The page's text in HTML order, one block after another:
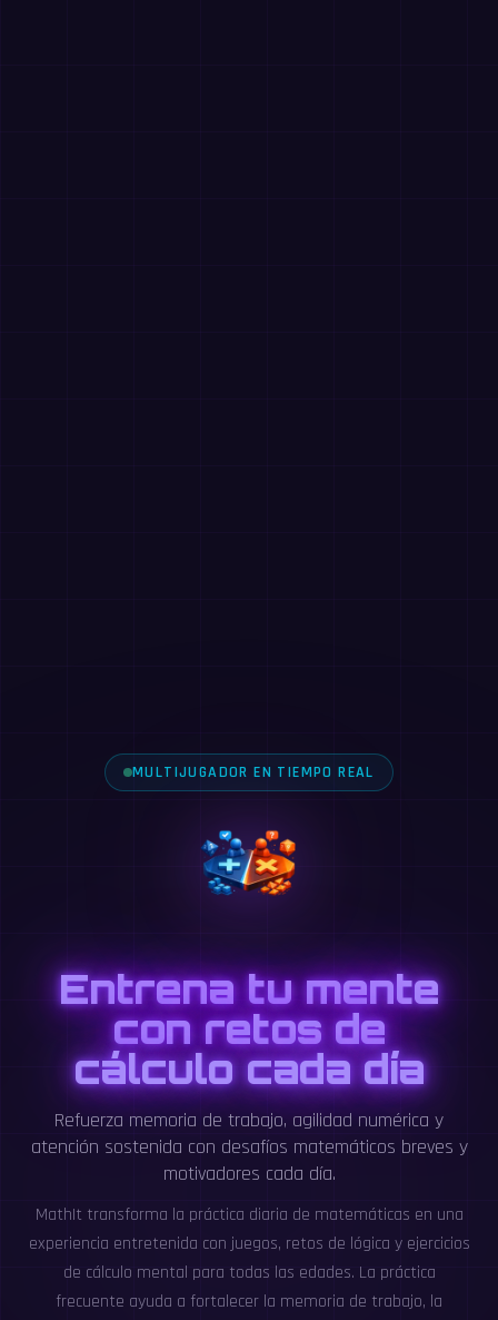
MULTIJUGADOR EN TIEMPO REAL
Entrena tu mente
con retos de
cálculo cada día
Refuerza memoria de trabajo, agilidad numérica y
atención sostenida con desafíos matemáticos breves y
motivadores cada día.
MathIt transforma la práctica diaria de matemáticas en una
experiencia entretenida con juegos, retos de lógica y ejercicios
de cálculo mental para todas las edades. La práctica
frecuente ayuda a fortalecer la memoria de trabajo, la